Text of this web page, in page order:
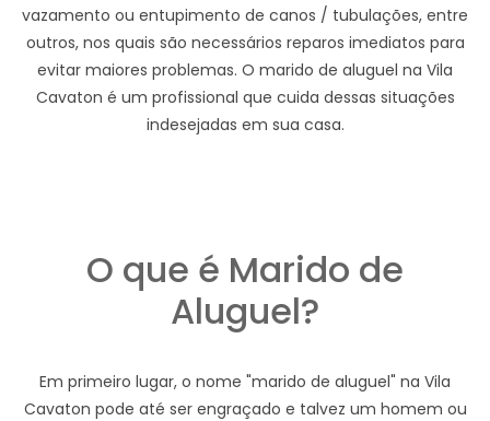
vazamento ou entupimento de canos / tubulações, entre
outros, nos quais são necessários reparos imediatos para
evitar maiores problemas. O marido de aluguel na Vila
Cavaton é um profissional que cuida dessas situações
indesejadas em sua casa.
O que é Marido de
Aluguel?
Em primeiro lugar, o nome "marido de aluguel" na Vila
Cavaton pode até ser engraçado e talvez um homem ou